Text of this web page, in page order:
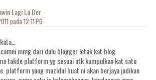
Lagi La Der
pada 12:11 PG
mmg dari dulu blogger letak kat blog
takde platform yg sesuai utk kumpulkan kat satu
platform yang mazidul buat ni akan berjaya jadikan